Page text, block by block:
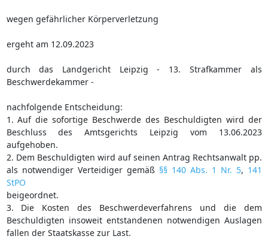
wegen gefährlicher Körperverletzung
ergeht am 12.09.2023
durch das Landgericht Leipzig - 13. Strafkammer als
Beschwerdekammer -
nachfolgende Entscheidung:
1. Auf die sofortige Beschwerde des Beschuldigten wird der
Beschluss des Amtsgerichts Leipzig vom 13.06.2023
aufgehoben.
2. Dem Beschuldigten wird auf seinen Antrag Rechtsanwalt pp.
als notwendiger Verteidiger gemäß §§ 140 Abs. 1 Nr. 5, 141
StPO
beigeordnet.
3. Die Kosten des Beschwerdeverfahrens und die dem
Beschuldigten insoweit entstandenen notwendigen Auslagen
fallen der Staatskasse zur Last.